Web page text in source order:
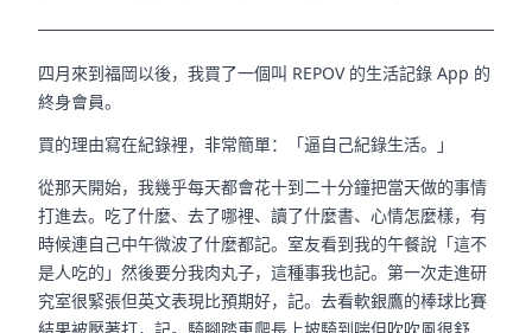
四月來到福岡以後，我買了一個叫 REPOV 的生活記錄 App 的
終身會員。
買的理由寫在紀錄裡，非常簡單：「逼自己紀錄生活。」
從那天開始，我幾乎每天都會花十到二十分鐘把當天做的事情
打進去。吃了什麼、去了哪裡、讀了什麼書、心情怎麼樣，有
時候連自己中午微波了什麼都記。室友看到我的午餐說「這不
是人吃的」然後要分我肉丸子，這種事我也記。第一次走進研
究室很緊張但英文表現比預期好，記。去看軟銀鷹的棒球比賽
結果被壓著打，記。騎腳踏車爬長上坡騎到喘但吹吹風很舒